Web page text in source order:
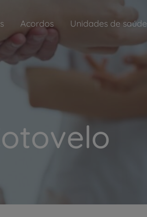
Acordos Unidades de saúde